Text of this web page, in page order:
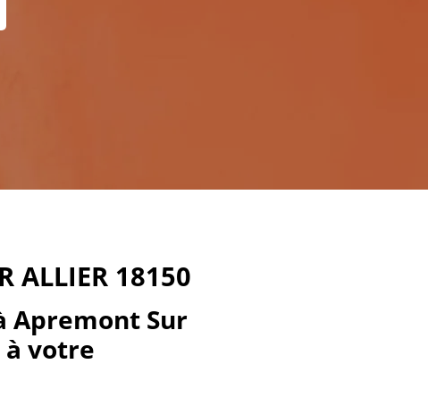
ALLIER 18150
Apremont Sur
votre